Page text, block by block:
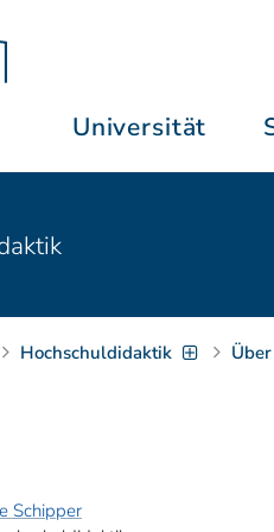
Universität
Hochschuldidaktik
Schipper